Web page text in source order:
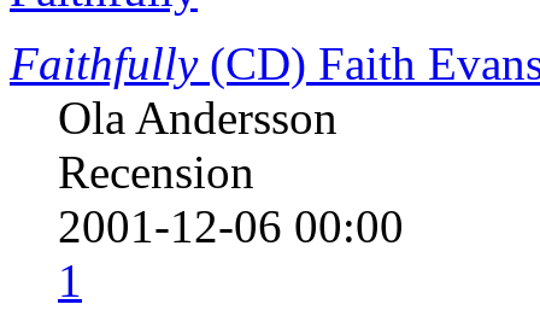
Faithfully(CD) Faith
Ola Andersson
Recension
2001-12-06 00:00
1